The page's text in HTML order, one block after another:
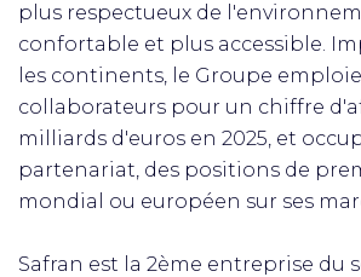
plus respectueux de
confortable et plus accessible.
les continents, le Groupe emploie
collaborateurs pour un chiffre
milliards d'euros en 2025, et
partenariat, des positions de
mondial ou européen sur ses
Safran est la 2ème entreprise du